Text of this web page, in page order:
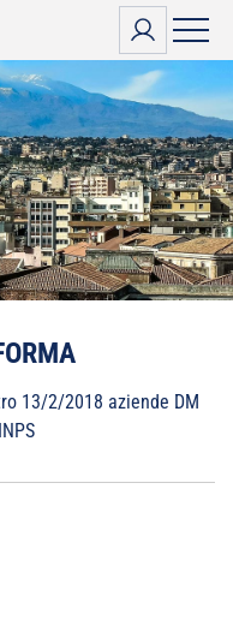
13/2/2018 aziende DM